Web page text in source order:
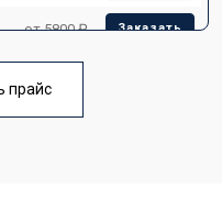
от 5800 ₽ Заказать
от 3590 ₽
прайс